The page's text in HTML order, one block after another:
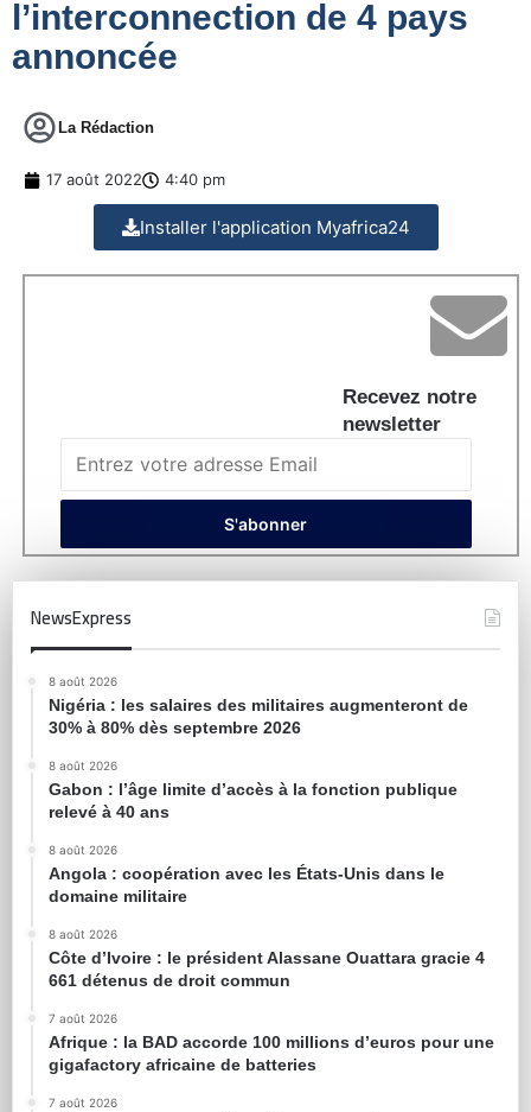
l’interconnection de 4 pays
annoncée
La Rédaction
17 août 2022 4:40 pm
Installer l'application Myafrica24
Recevez notre
newsletter
NewsExpress
8 août 2026
Nigéria : les salaires des militaires augmenteront de
30% à 80% dès septembre 2026
8 août 2026
Gabon : l’âge limite d’accès à la fonction publique
relevé à 40 ans
8 août 2026
Angola : coopération avec les États-Unis dans le
domaine militaire
8 août 2026
Côte d’Ivoire : le président Alassane Ouattara gracie 4
661 détenus de droit commun
7 août 2026
Afrique : la BAD accorde 100 millions d’euros pour une
gigafactory africaine de batteries
7 août 2026